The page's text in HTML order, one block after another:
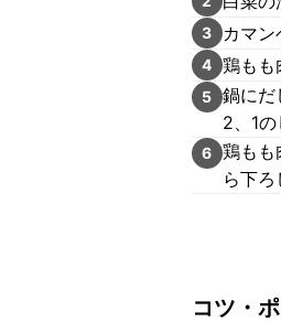
3 カマン
4 鶏もも
5 鍋にだ
2、1
6 鶏もも
ら下ろ
コツ・